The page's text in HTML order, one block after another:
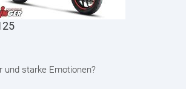
und starke Emotionen?